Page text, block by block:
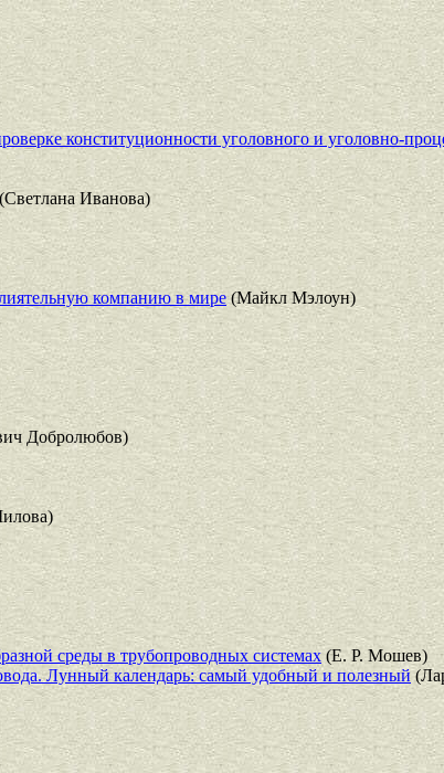
конституционности уголовного и уголовно-
(Светлана Иванова)
компанию в мире(Майкл Мэлоун)
Добролюбов)
среды в трубопроводных системах (Е. Р. Мошев)
Лунный календарь: самый удобный и полезный